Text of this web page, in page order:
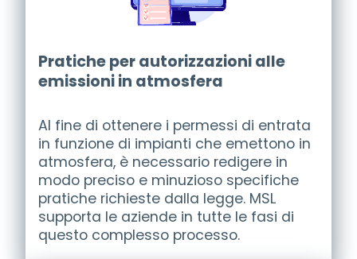
Pratiche per autorizzazioni alle
emissioni in atmosfera
Al fine di ottenere i permessi di entrata
in funzione di impianti che emettono in
atmosfera, è necessario redigere in
modo preciso e minuzioso specifiche
pratiche richieste dalla legge. MSL
supporta le aziende in tutte le fasi di
questo complesso processo.